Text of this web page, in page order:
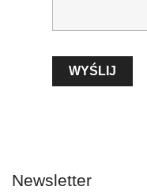
Newsletter